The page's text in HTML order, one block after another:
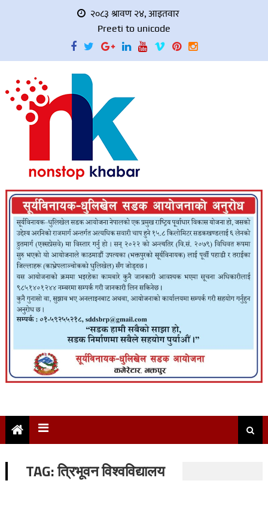
२०८३ श्रावण २४, आइतवार
Preeti to unicode
TAG:त्रिभूवन विश्वविद्यालय